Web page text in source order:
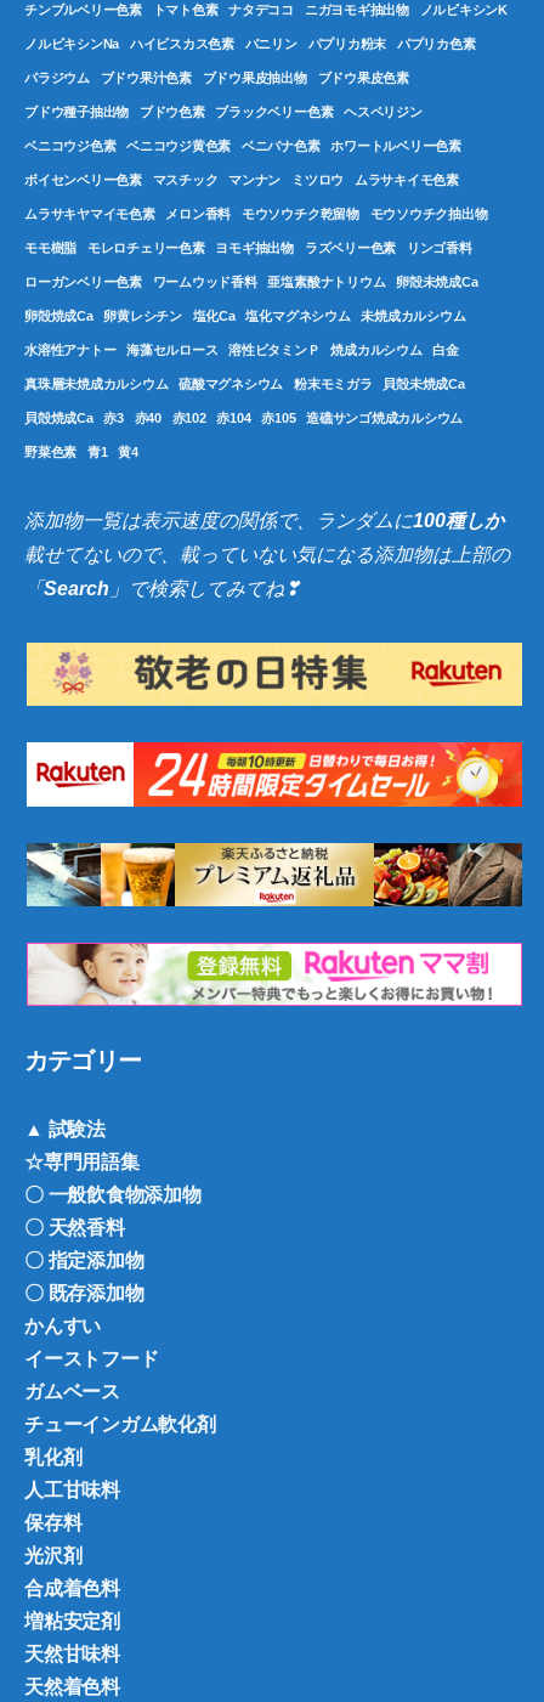
チンブルベリー色素 トマト色素 ナタデココ ニガヨモギ抽出物 ノルビキシンK
ノルビキシンNa ハイビスカス色素 バニリン パプリカ粉末 パプリカ色素
パラジウム ブドウ果汁色素 ブドウ果皮抽出物 ブドウ果皮色素
ブドウ種子抽出物 ブドウ色素 ブラックベリー色素 ヘスペリジン
ベニコウジ色素 ベニコウジ黄色素 ベニバナ色素 ホワートルベリー色素
ボイセンベリー色素 マスチック マンナン ミツロウ ムラサキイモ色素
ムラサキヤマイモ色素 メロン香料 モウソウチク乾留物 モウソウチク抽出物
モモ樹脂 モレロチェリー色素 ヨモギ抽出物 ラズベリー色素 リンゴ香料
ローガンベリー色素 ワームウッド香料 亜塩素酸ナトリウム 卵殻未焼成Ca
卵殻焼成Ca 卵黄レシチン 塩化Ca 塩化マグネシウム 未焼成カルシウム
水溶性アナトー 海藻セルロース 溶性ビタミンＰ 焼成カルシウム 白金
真珠層未焼成カルシウム 硫酸マグネシウム 粉末モミガラ 貝殻未焼成Ca
貝殻焼成Ca 赤3 赤40 赤102 赤104 赤105 造礁サンゴ焼成カルシウム
野菜色素 青1 黄4
添加物一覧は表示速度の関係で、ランダムに100種しか
載せてないので、載っていない気になる添加物は上部の
「Search 」で検索してみてね❣
カテゴリー
▲ 試験法
☆専門用語集
〇 一般飲食物添加物
〇 天然香料
〇 指定添加物
〇 既存添加物
かんすい
イーストフード
ガムベース
チューインガム軟化剤
乳化剤
人工甘味料
保存料
光沢剤
合成着色料
増粘安定剤
天然甘味料
天然着色料